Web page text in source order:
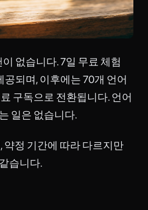
없습니다. 7일 무료 체험
되며, 이후에는 70개 언어
구독으로 전환됩니다. 언어
일은 없습니다.
약정 기간에 따라 다르지만
습니다.